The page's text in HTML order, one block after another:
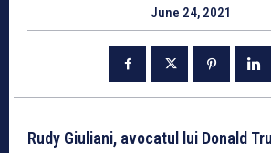
June 24, 2021
Rudy Giuliani, avocatul lui Donald